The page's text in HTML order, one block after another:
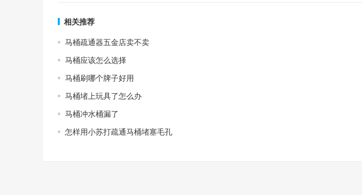
相关推荐
马桶疏通器五金店卖不卖
马桶应该怎么选择
马桶刷哪个牌子好用
马桶堵上玩具了怎么办
马桶冲水桶漏了
怎样用小苏打疏通马桶堵塞毛孔